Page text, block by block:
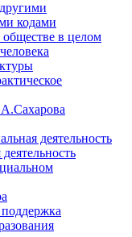
кодами
в целом
деятельность
поддержка